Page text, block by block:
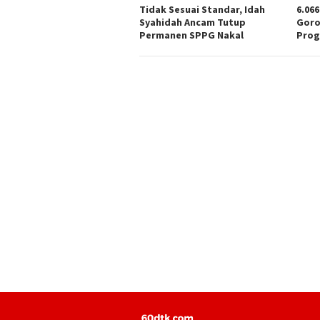
Tidak Sesuai Standar, Idah
Syahidah Ancam Tutup
Permanen SPPG Nakal